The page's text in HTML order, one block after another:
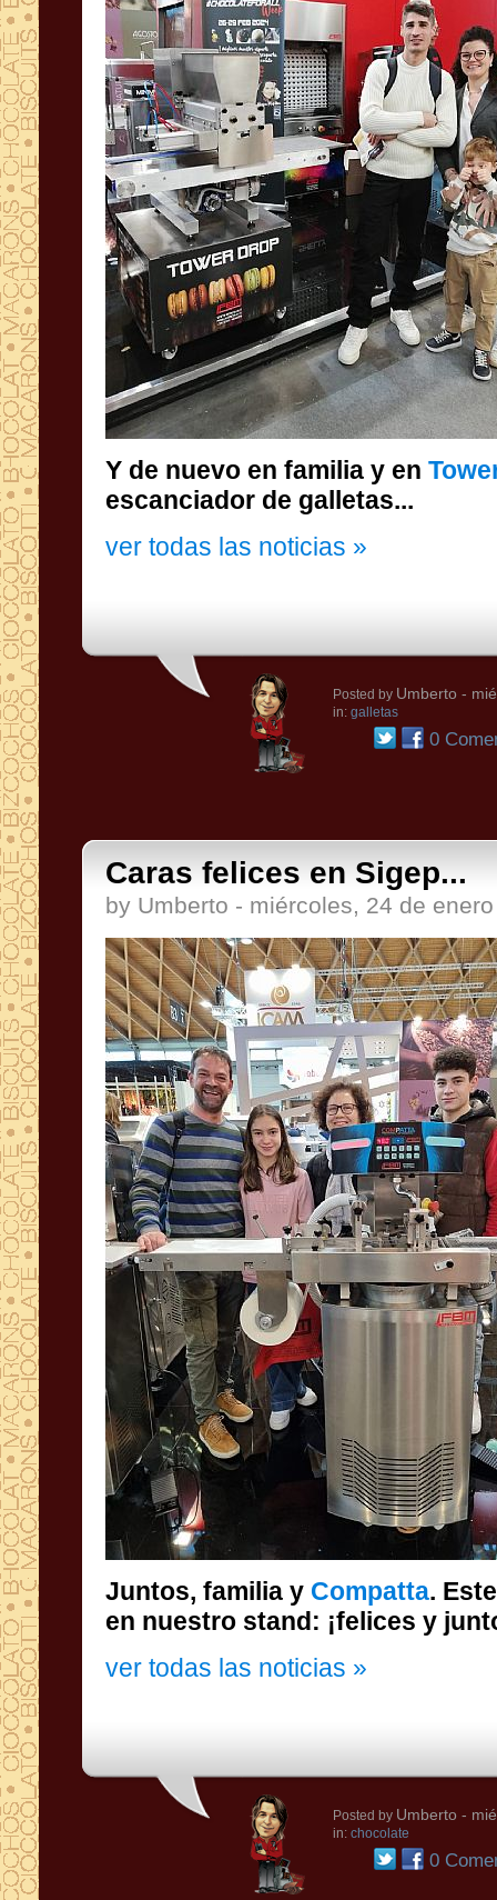
Y de nuevo en familia y en
escanciador de galletas...
ver todas las noticias »
Posted by Umberto -
in: galletas
0
Caras felices en Sigep...
by Umberto - miércoles, 24 de
Juntos, familia y Compatta.
en nuestro stand: ¡felices y
ver todas las noticias »
Posted by Umberto -
in: chocolate
0